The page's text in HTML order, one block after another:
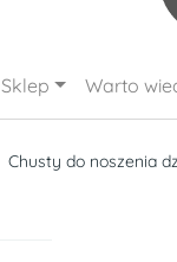
Sklep Warto
Chusty do noszenia